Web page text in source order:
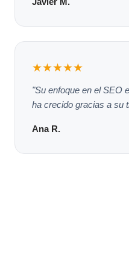
★★★★★
"Su enfoque en el SEO
ha crecido gracias a su
Ana R.